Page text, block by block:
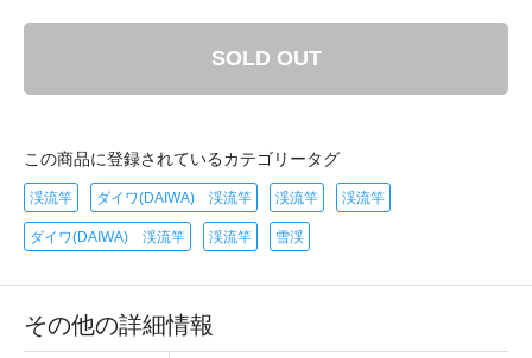
SOLD OUT
この商品に登録されているカテゴリータグ
渓流竿 ダイワ(DAIWA) 渓流竿 渓流竿 渓流竿
ダイワ(DAIWA) 渓流竿 渓流竿 雪渓
その他の詳細情報